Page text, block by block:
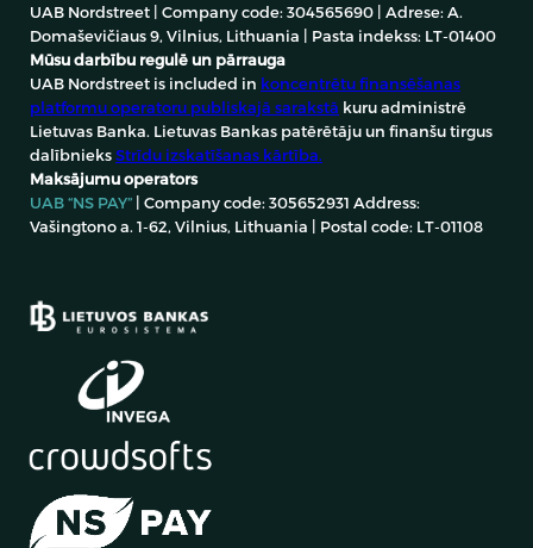
UAB Nordstreet | Company code: 304565690 | Adrese: A.
Domaševičiaus 9, Vilnius, Lithuania | Pasta indekss: LT-01400
Mūsu darbību regulē un pārrauga
UAB Nordstreet is included in koncentrētu finansēšanas
platformu operatoru publiskajā sarakstā kuru administrē
Lietuvas Banka. Lietuvas Bankas patērētāju un finanšu tirgus
dalībnieksStrīdu izskatīšanas kārtība.
Maksājumu operators
UAB “NS PAY” | Company code: 305652931 Address:
Vašingtono a. 1-62, Vilnius, Lithuania | Postal code: LT-01108